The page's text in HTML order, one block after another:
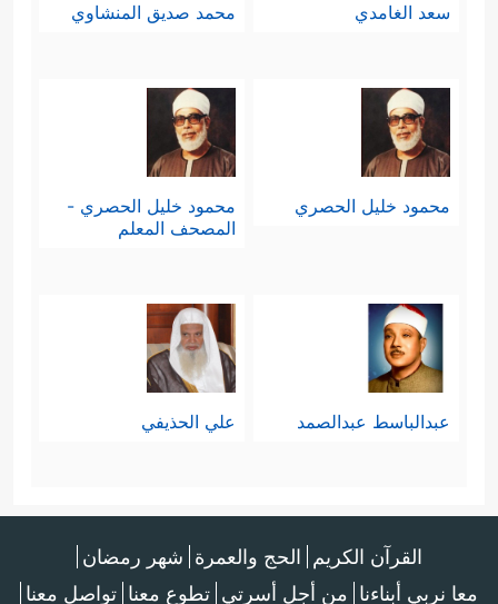
سعد الغامدي محمد صديق المنشاوي
محمود خليل الحصري
محمود خليل الحصري -
المصحف المعلم
عبدالباسط عبدالصمد علي الحذيفي
القرآن الكريم الحج والعمرة شهر رمضان
معا نربي أبناءنا من أجل أسرتي تطوع معنا تواصل معنا